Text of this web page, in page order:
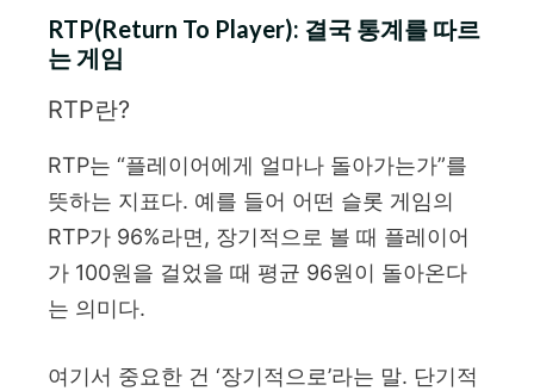
RTP(Return To Player): 결국 통계를 따르
는 게임
RTP란?
RTP는 “플레이어에게 얼마나 돌아가는가”를
뜻하는 지표다. 예를 들어 어떤 슬롯 게임의
RTP가 96%라면, 장기적으로 볼 때 플레이어
가 100원을 걸었을 때 평균 96원이 돌아온다
는 의미다.
여기서 중요한 건 ‘장기적으로’라는 말. 단기적